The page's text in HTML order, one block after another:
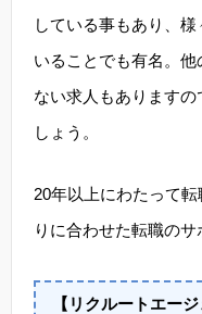
している事もあり、
いることでも有名。
ない求人もあります
しょう。
20年以上にわたって
りに合わせた転職のサ
【リクルートエー